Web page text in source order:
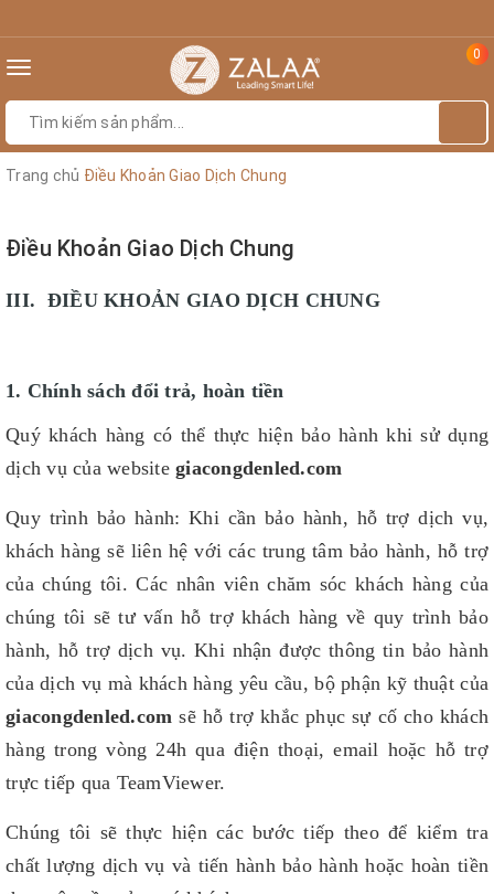
Toggle
0
Trang chủ Điều Khoản Giao Dịch Chung
Điều Khoản Giao Dịch Chung
III. ĐIỀU KHOẢN GIAO DỊCH CHUNG
1. Chính sách đổi trả, hoàn tiền
Quý khách hàng có thể thực hiện bảo hành khi sử dụng
dịch vụ của website giacongdenled.com
Quy trình bảo hành: Khi cần bảo hành, hỗ trợ dịch vụ,
khách hàng sẽ liên hệ với các trung tâm bảo hành, hỗ trợ
của chúng tôi. Các nhân viên chăm sóc khách hàng của
chúng tôi sẽ tư vấn hỗ trợ khách hàng về quy trình bảo
hành, hỗ trợ dịch vụ. Khi nhận được thông tin bảo hành
của dịch vụ mà khách hàng yêu cầu, bộ phận kỹ thuật của
giacongdenled.com sẽ hỗ trợ khắc phục sự cố cho khách
hàng trong vòng 24h qua điện thoại, email hoặc hỗ trợ
trực tiếp qua TeamViewer.
Chúng tôi sẽ thực hiện các bước tiếp theo để kiểm tra
chất lượng dịch vụ và tiến hành bảo hành hoặc hoàn tiền